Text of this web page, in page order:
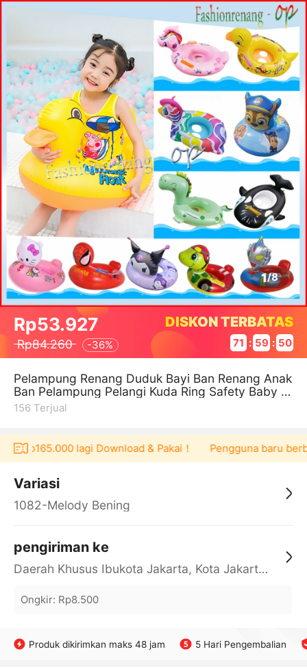
1/8
Rp53.927
Rp84.260 -36%
DISKON TERBATAS
71 : 59 : 49
Pelampung Renang Duduk Bayi Ban Renang Anak
Ban Pelampung Pelangi Kuda Ring Safety Baby B
oat 0711j
156 Terjual
Rp165.000 lagi Download & Pakai！ Pengguna baru
Variasi
1082-Melody Bening
pengiriman ke
Daerah Khusus Ibukota Jakarta, Kota Jakarta Barat, Cengkareng, yy
Ongkir: Rp8.500
Produk dikirimkan maks 48 jam 5 Hari Pengembalian